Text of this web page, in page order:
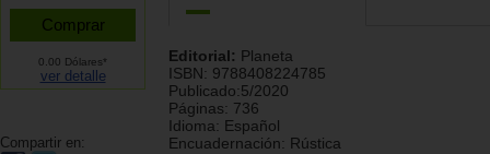
0.00 Dólares*
ver detalle
Compartir en:
Editorial: Planeta
ISBN: 9788408224785
Publicado:5/2020
Páginas: 736
Idioma: Español
Encuadernación: Rústica